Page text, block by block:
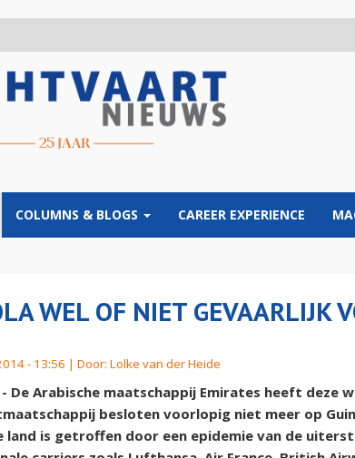
COLUMNS & BLOGS CAREER EXPERIENCE
WEL OF NIET GEVAARLIJK
- 13:56 | Door: Lolke van der Heide
- De Arabische maatschappij Emirates heeft deze
besloten voorlopig niet meer op
land is getroffen door een epidemie van de